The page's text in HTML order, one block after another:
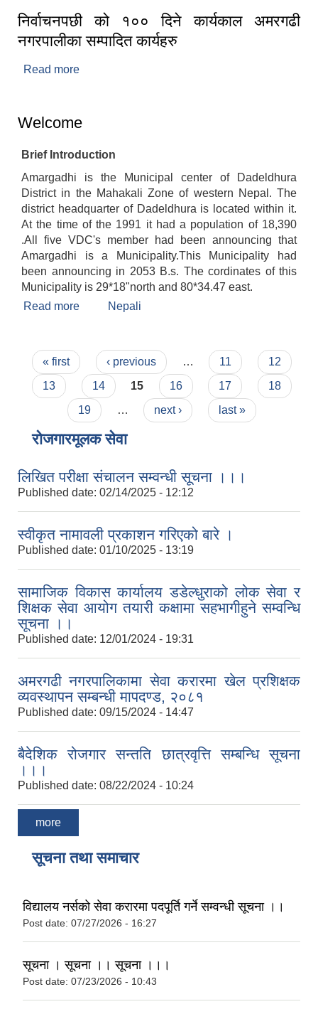
निर्वाचनपछी को १०० दिने कार्यकाल अमरगढी
नगरपालीका सम्पादित कार्यहरु
Read more
Welcome
Brief Introduction
Amargadhi is the Municipal center of Dadeldhura
District in the Mahakali Zone of western Nepal. The
district headquarter of Dadeldhura is located within it.
At the time of the 1991 it had a population of 18,390
.All five VDC's member had been announcing that
Amargadhi is a Municipality.This Municipality had
been announcing in 2053 B.s. The cordinates of this
Municipality is 29*18"north and 80*34.47 east.
Read more about Welcome
Nepali
Pages
« first ‹ previous … 11
12
13
14 15 16 17
18
19
… next › last »
रोजगारमूलक सेवा
लिखित परीक्षा संचालन सम्वन्धी सूचना ।।।
Published date: 02/14/2025 - 12:12
स्वीकृत नामावली प्रकाशन गरिएको बारे ।
Published date: 01/10/2025 - 13:19
सामाजिक विकास कार्यालय डडेल्धुराको लोक सेवा र
शिक्षक सेवा आयोग तयारी कक्षामा सहभागीहुने सम्वन्धि
सूचना ।।
Published date: 12/01/2024 - 19:31
अमरगढी नगरपालिकामा सेवा करारमा खेल प्रशिक्षक
व्यवस्थापन सम्बन्धी मापदण्ड, २०८१
Published date: 09/15/2024 - 14:47
बैदेशिक रोजगार सन्तति छात्रवृत्ति सम्बन्धि सूचना
।।।
Published date: 08/22/2024 - 10:24
more
सूचना तथा समाचार
विद्यालय नर्सको सेवा करारमा पदपूर्ति गर्ने सम्वन्धी सूचना ।।
Post date: 07/27/2026 - 16:27
सूचना । सूचना ।। सूचना ।।।
Post date: 07/23/2026 - 10:43